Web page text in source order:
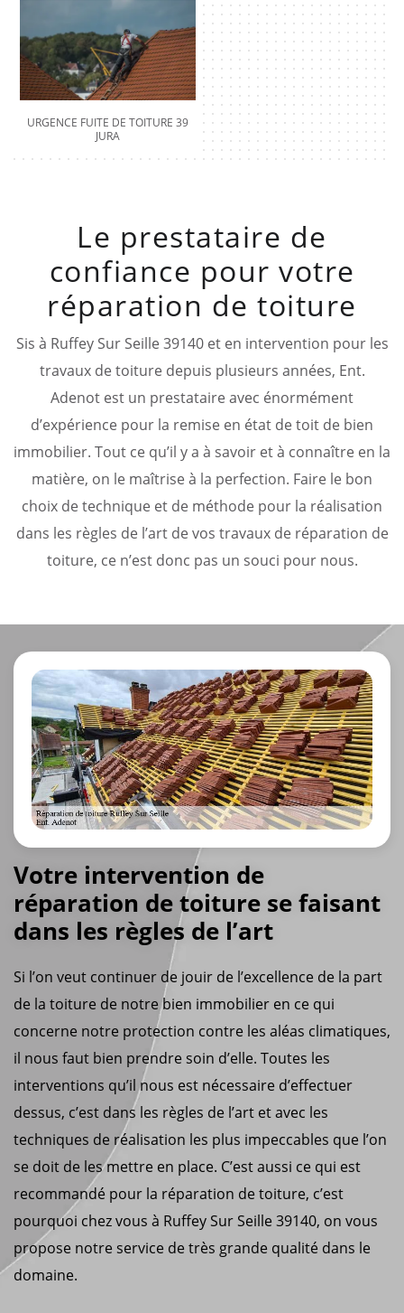
URGENCE FUITE DE TOITURE 39
JURA
Le prestataire de
confiance pour votre
réparation de toiture
Sis à Ruffey Sur Seille 39140 et en intervention pour les
travaux de toiture depuis plusieurs années, Ent.
Adenot est un prestataire avec énormément
d’expérience pour la remise en état de toit de bien
immobilier. Tout ce qu’il y a à savoir et à connaître en la
matière, on le maîtrise à la perfection. Faire le bon
choix de technique et de méthode pour la réalisation
dans les règles de l’art de vos travaux de réparation de
toiture, ce n’est donc pas un souci pour nous.
Votre intervention de
réparation de toiture se faisant
dans les règles de l’art
Si l’on veut continuer de jouir de l’excellence de la part
de la toiture de notre bien immobilier en ce qui
concerne notre protection contre les aléas climatiques,
il nous faut bien prendre soin d’elle. Toutes les
interventions qu’il nous est nécessaire d’effectuer
dessus, c’est dans les règles de l’art et avec les
techniques de réalisation les plus impeccables que l’on
se doit de les mettre en place. C’est aussi ce qui est
recommandé pour la réparation de toiture, c’est
pourquoi chez vous à Ruffey Sur Seille 39140, on vous
propose notre service de très grande qualité dans le
domaine.